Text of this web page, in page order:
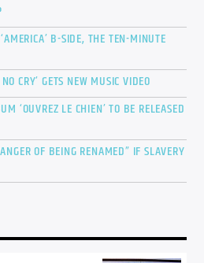
B-SIDE, THE TEN-MINUTE
CRY’ GETS NEW MUSIC VIDEO
‘OUVREZ LE CHIEN’ TO BE RELEASED
OF BEING RENAMED” IF SLAVERY